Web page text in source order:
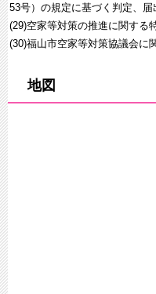
53号）の規定に基づく判定、届
(29)空家等対策の推進に関する
(30)福山市空家等対策協議会に
地図